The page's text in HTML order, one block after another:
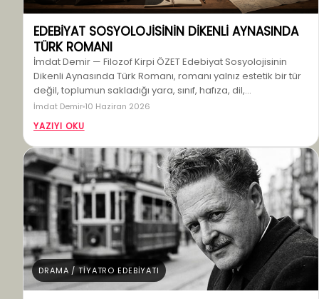
EDEBİYAT SOSYOLOJİSİNİN DİKENLİ AYNASINDA
TÜRK ROMANI
İmdat Demir — Filozof Kirpi ÖZET Edebiyat Sosyolojisinin
Dikenli Aynasında Türk Romanı, romanı yalnız estetik bir tür
değil, toplumun sakladığı yara, sınıf, hafıza, dil,…
İmdat Demir 10 Haziran 2026
YAZIYI OKU
DRAMA / TİYATRO EDEBİYATI